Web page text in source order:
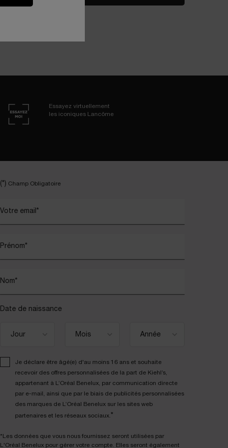
Essayez virtuellement
les iconiques Lancôme
(*) Champ Obligatoire
Votre email *
Prénom*
Nom*
Date de naissance
Je déclare être âgé(e) d'au moins 16 ans et souhaite
recevoir des offres personnalisées de la part de Kiehl’s,
appartenant à L’Oréal Benelux, par communication directe
par e-mail, ainsi que par le biais de publicités personnalisées
des marques de L’Oréal Benelux sur les sites web
partenaires et les réseaux sociaux.*
*Les données que vous nous fournissez seront utilisées par
L'Oréal Benelux pour gérer votre compte. Elles seront également